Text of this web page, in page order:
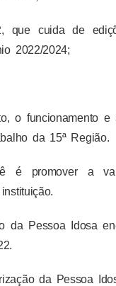
que cuida de
2022/2024;
o funcionamento
da 15ª Região.
é promover a
da Pessoa Idosa
da Pessoa